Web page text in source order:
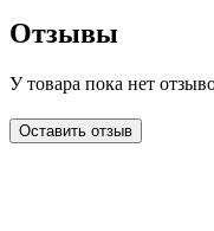
Отзывы
У товара пока нет
Оставить отзыв